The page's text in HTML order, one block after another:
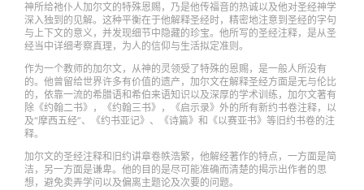
神所给祂仆人加尔文的特殊恩赐，乃是他传福音的热诚以及他对圣经神学
深入独到的见解。这种平衡在于他解释圣经时，精密地注意到圣经的字句
与上下文的意义，并发现细节中隐藏的珍宝。他所写的圣经注释，是从圣
经当中详细考察真理，为人的信仰与生活拟定准则。
作为一个教师的加尔文，从神的灵领受了特殊的恩赐，是一般人所没有
的。他曾留给世界许多有价值的遗产，加尔文在解释圣经方面是无与伦比
的，依靠一流的希腊语和希伯来语知识以及深厚的学术训练，加尔文著有
除《约翰二书》，《约翰三书》，《启示录》外的所有新约书卷注释，以
及“摩西五经”、《约书亚记》、《诗篇》和《以赛亚书》等旧约书卷的注
释。
加尔文的圣经注释和旧约讲章卷帙浩繁，他解经著作的特点，一方面是简
洁，另一方面是谦卑。他的目的是尽可能准确而清楚的揭示出作者的思
想，避免卖弄学问以及偏离主题论及次要的问题。